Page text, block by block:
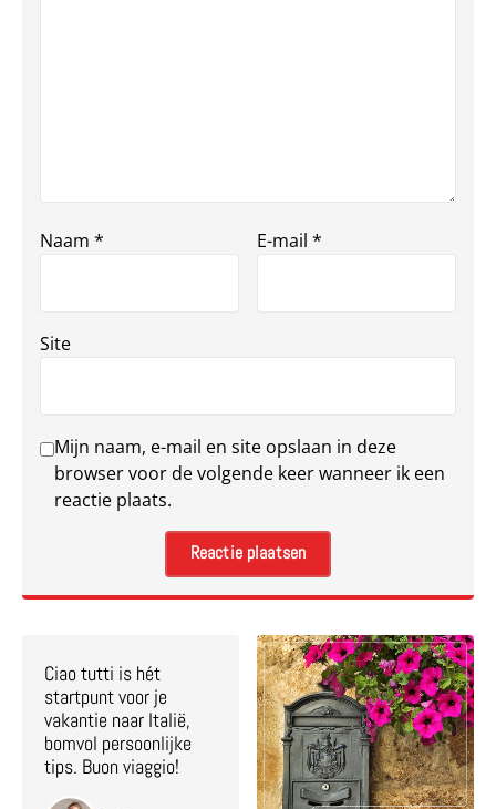
Naam * E-mail *
Site
Mijn naam, e-mail en site opslaan in deze
browser voor de volgende keer wanneer ik een
reactie plaats.
Ciao tutti is hét
startpunt voor je
vakantie naar Italië,
bomvol persoonlijke
tips. Buon viaggio!